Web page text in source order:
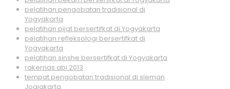
pelatihan pengobatan tradisional di
Yogyakarta
pelatihan pijat bersertifkat di Yogyakarta
pelatihan refleksologi bersertifkat di
Yogyakarta
pelatihan sinshe bersertifkat di Yogyakarta
rakernas abi 2013
tempat pengobatan tradisional di sleman
Jogjakarta